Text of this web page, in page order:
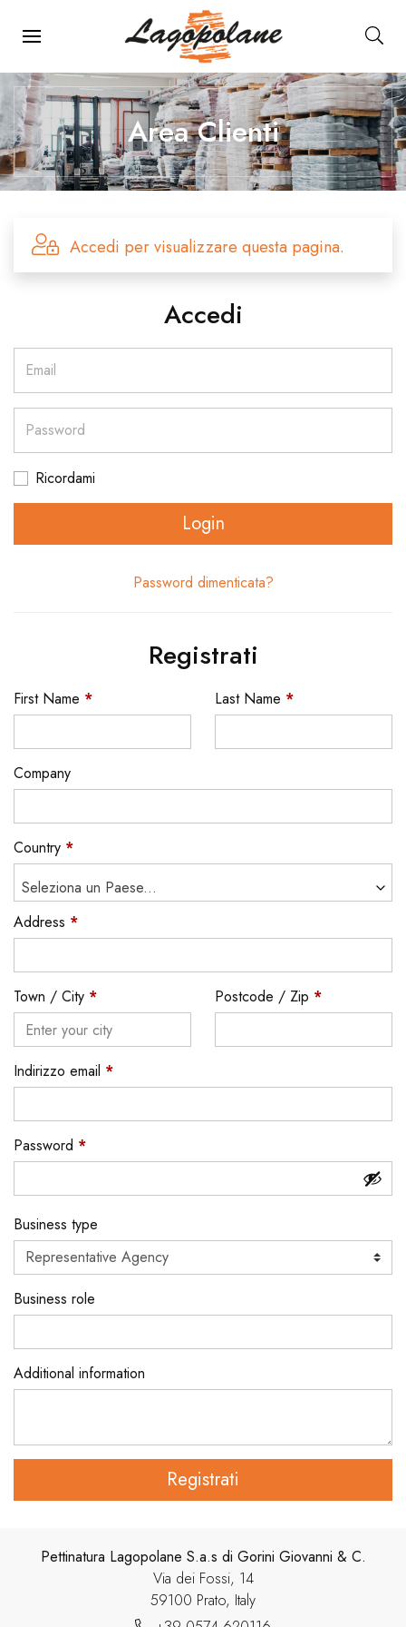
Menu Principale
Area Clienti
Accedi per visualizzare questa pagina.
Accedi
Email
Password
Ricordami
Login
Password dimenticata?
Registrati
First Name * Last Name *
Company
Country *
Seleziona un Paese...
Address *
Town / City * Postcode / Zip *
Indirizzo email *
Password *
Business type
Business role
Additional information
Registrati
Pettinatura Lagopolane S.a.s di Gorini Giovanni & C.
Via dei Fossi, 14
59100 Prato, Italy